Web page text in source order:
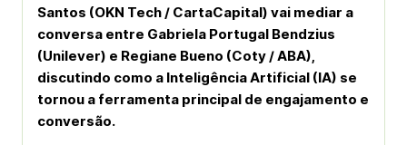
Santos (OKN Tech / CartaCapital) vai mediar a
conversa entre Gabriela Portugal Bendzius
(Unilever) e Regiane Bueno (Coty / ABA),
discutindo como a Inteligência Artificial (IA) se
tornou a ferramenta principal de engajamento e
conversão.